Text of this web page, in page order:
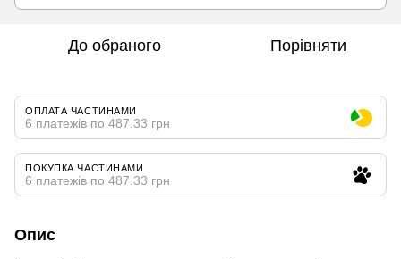
До обраного Порівняти
ОПЛАТА ЧАСТИНАМИ
6 платежів по 487.33 грн
ПОКУПКА ЧАСТИНАМИ
6 платежів по 487.33 грн
Опис